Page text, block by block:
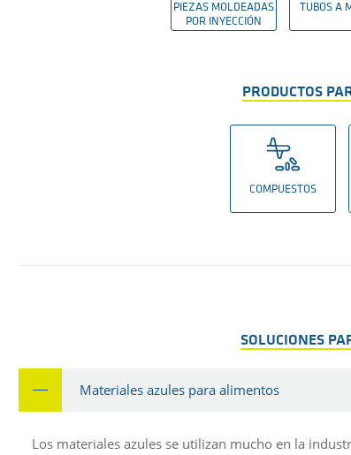
PIEZAS MOLDEADAS
POR INYECCIÓN
TUBOS A
PRODUCTOS
COMPUESTOS
SOLUCIONES
Materiales azules para alimentos
Los materiales azules se utilizan mucho en la